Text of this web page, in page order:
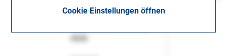
Cookie Einstellungen öffnen